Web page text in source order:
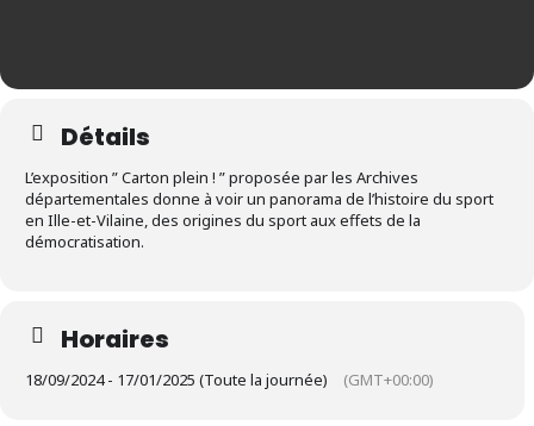
Détails
L’exposition ” Carton plein ! ” proposée par les Archives
départementales donne à voir un panorama de l’histoire du sport
en Ille-et-Vilaine, des origines du sport aux effets de la
démocratisation.
Horaires
18/09/2024 - 17/01/2025 (Toute la journée) (GMT+00:00)